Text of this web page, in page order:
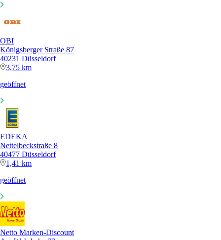
OBI
Königsberger Straße 87
40231 Düsseldorf
3,75 km
geöffnet
EDEKA
Nettelbeckstraße 8
40477 Düsseldorf
1,41 km
geöffnet
Netto Marken-Discount